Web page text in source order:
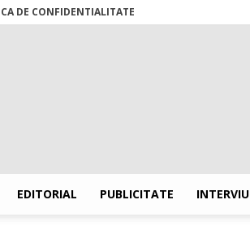
DE CONFIDENTIALITATE
EDITORIAL PUBLICITATE INTERVIU